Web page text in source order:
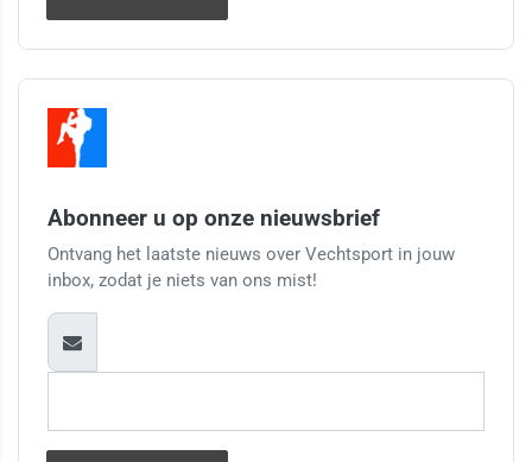
Abonneer u op onze nieuwsbrief
Ontvang het laatste nieuws over Vechtsport in jouw
inbox, zodat je niets van ons mist!